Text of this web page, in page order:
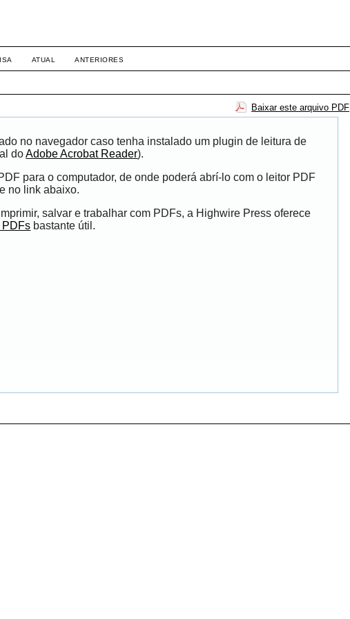
ATUAL ANTERIORES
Baixar este arquivo PDF
no navegador caso tenha instalado um plugin de leitura de
doAdobe Acrobat Reader).
para o computador, de onde poderá abrí-lo com o leitor PDF
no link abaixo.
salvar e trabalhar com PDFs, a Highwire Press oferece
PDFs bastante útil.